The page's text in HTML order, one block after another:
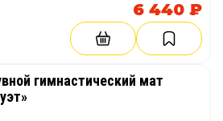
тренировочных центров
школ, позволяющее повысить
и расширить
6 440 ₽
гимнастический мат